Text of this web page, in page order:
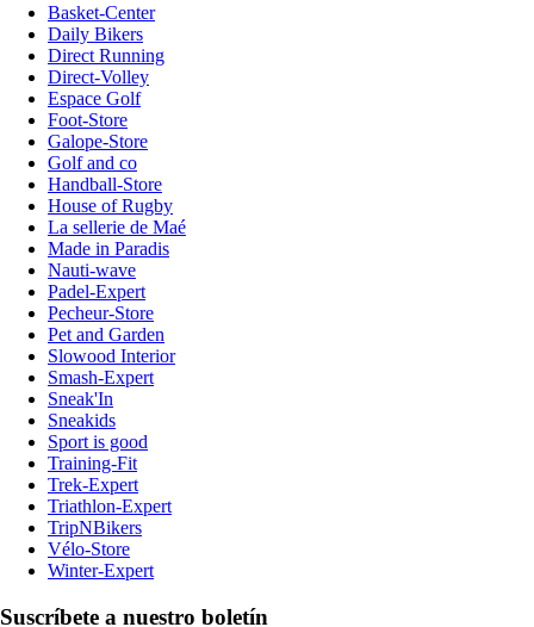
Basket-Center
Daily Bikers
Direct Running
Direct-Volley
Espace Golf
Foot-Store
Galope-Store
Golf and co
Handball-Store
House of Rugby
La sellerie de Maé
Made in Paradis
Nauti-wave
Padel-Expert
Pecheur-Store
Pet and Garden
Slowood Interior
Smash-Expert
Sneak'In
Sneakids
Sport is good
Training-Fit
Trek-Expert
Triathlon-Expert
TripNBikers
Vélo-Store
Winter-Expert
Suscríbete a nuestro boletín